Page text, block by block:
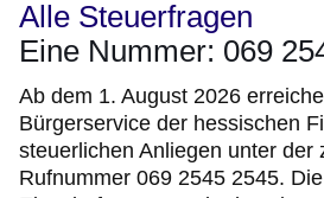
Alle Steuerfragen
Eine Nummer: 069
Ab dem 1. August 2026
Bürgerservice der hessischen
steuerlichen Anliegen unter der
Rufnummer 069 2545 2545.